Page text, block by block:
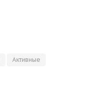
Активные